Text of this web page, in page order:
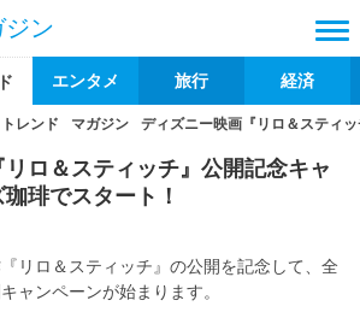
ジン
エンタメ 旅行 経済
トレンド マガジン ディズニー映画『リロ＆スティ
ロ＆スティッチ』公開記念キャ
琲でスタート！
リロ＆スティッチ』の公開を記念して、全
ャンペーンが始まります。